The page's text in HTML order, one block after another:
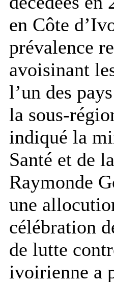
en Côte
prévalence
avoisinant
l’un des
la sous-
indiqué la
Santé et de
Raymonde
une
célébration
de lutte
ivoirienne a